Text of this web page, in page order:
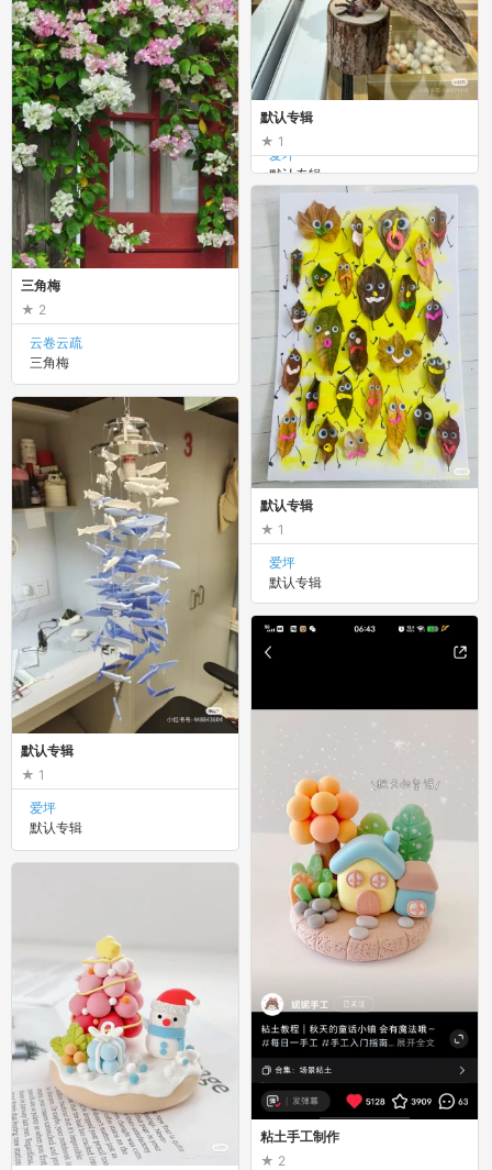
默认专辑
1
爱坪
默认专辑
默认专辑
1
爱坪
默认专辑
三角梅
2
云卷云疏
三角梅
默认专辑
1
爱坪
默认专辑
粘土手工制作
2